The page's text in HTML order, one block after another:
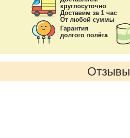
круглосуточно
Доставим за 1 час
От любой суммы
Гарантия
долгого полёта
Отзывы